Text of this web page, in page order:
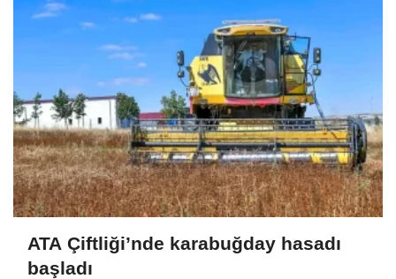
ATA Çiftliği’nde karabuğday hasadı
başladı